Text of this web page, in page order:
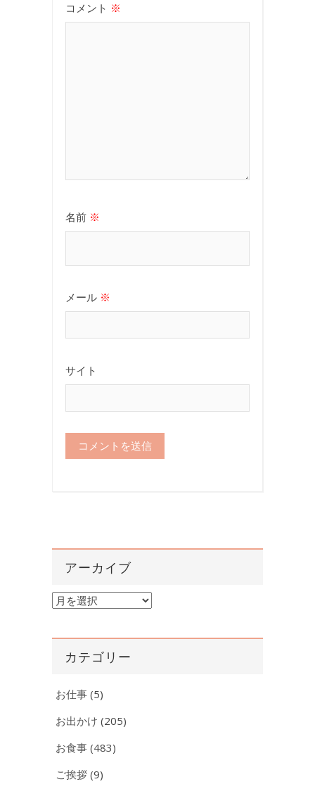
コメント ※
名前 ※
メール ※
サイト
アーカイブ
ア
カ
カテゴリー
お仕事 (5)
お出かけ (205)
お食事 (483)
ご挨拶 (9)